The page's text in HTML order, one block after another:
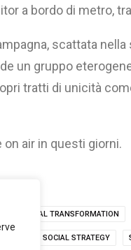
a bordo di metro,
scattata
un gruppo
tratti di unicità
on air in questi giorni.
DIGITAL TRANSFORMATION
SOCIAL STRATEGY